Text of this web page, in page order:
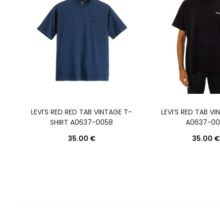
LEVI’S RED RED TAB VINTAGE T-
SHIRT A0637-0058
35.00 €
LEVI’S RED TAB
A0637-
35.00 €